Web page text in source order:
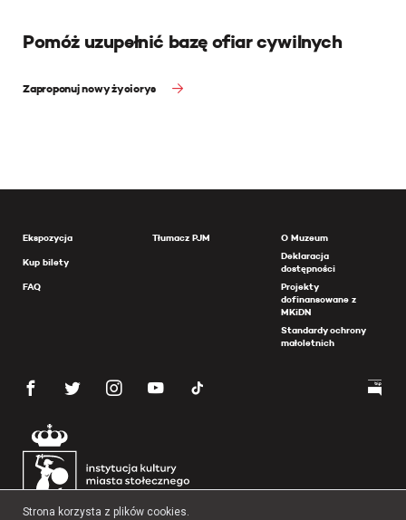
Pomóż uzupełnić bazę ofiar cywilnych
Zaproponuj nowy życiorys
Ekspozycja
Kup bilety
FAQ
Tłumacz PJM
O Muzeum
Deklaracja
dostępności
Projekty
dofinansowane z
MKiDN
Standardy ochrony
małoletnich
Strona korzysta z plików cookies.